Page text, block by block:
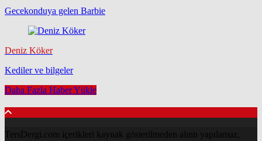
Gecekonduya gelen Barbie
Deniz Köker
Kediler ve bilgeler
Daha Fazla Haber Yükle
TersDergi.com içerikleri kaynak gösterilmeden alıntı yapılamaz,